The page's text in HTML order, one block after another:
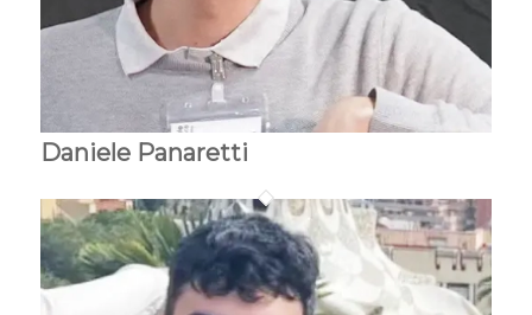
Daniele Panaretti